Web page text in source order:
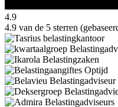
4.9
4.9 van de 5 sterren